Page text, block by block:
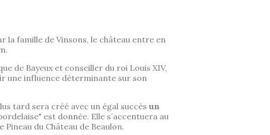
la famille de Vinsons, le château entre en
de Bayeux et conseiller du roi Louis XIV,
une influence déterminante sur son
tard sera créé avec un égal succès un
est donnée. Elle s´accentuera au
du Château de Beaulon.